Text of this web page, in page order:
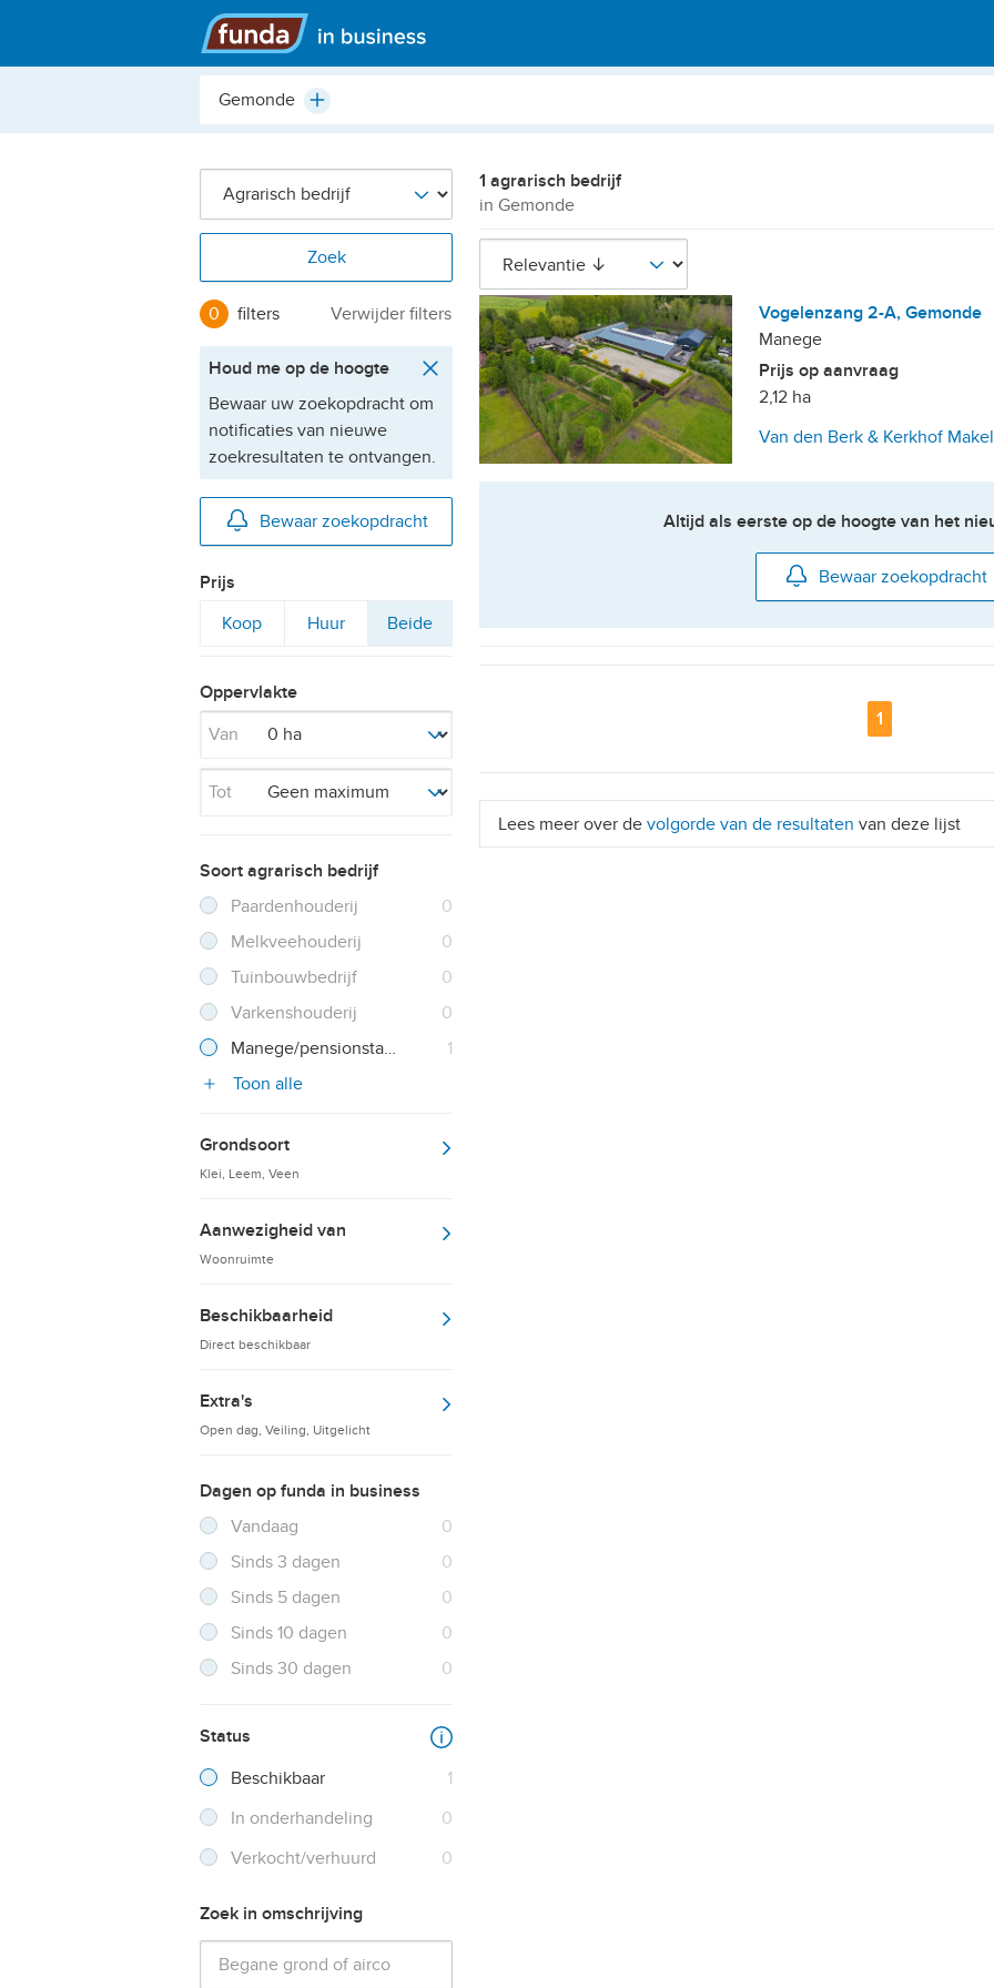
Hoofdmenu
Plaats,
etc.
Plus
Zoek
0 filters Verwijder filters
Houd me op de hoogte
Bewaar uw zoekopdracht om
notificaties van nieuwe
zoekresultaten te ontvangen.
Bewaar zoekopdracht
Prijs
Filter
Koop
Filter
Huur
Filter
op
Beide
Oppervlakte
Van
Tot
Soort agrarisch bedrijf
Filter verwijderen
Paardenhouderij 0
Melkveehouderij
0
Resultaten
Tuinbouwbedrijf
0
Resultaten
Varkenshouderij
0
Manege/pensionstalling
1
Resultaten
Toon alle
Grondsoort
Klei, Leem, Veen
Aanwezigheid van
Woonruimte
Beschikbaarheid
Direct beschikbaar
Extra's
Open dag, Veiling, Uitgelicht
Dagen op funda in business
Filter verwijderen
Vandaag 0
Sinds 3 dagen
0
Sinds 5 dagen
0
Sinds 10 dagen
0
Sinds 30 dagen
0
Status
Beschikbaar
1
In onderhandeling
0
Verkocht/verhuurd
0
Zoek in omschrijving
1 agrarisch bedrijf
in Gemonde
Vogelenzang 2-A, Gemonde
Manege
Prijs op aanvraag
2,12 ha
Van den Berk & Kerkhof
Altijd als eerste op de hoogte van het
Bewaar zoekopdracht
Pagina
1
Lees meer over de volgorde van de resultaten van deze lijst